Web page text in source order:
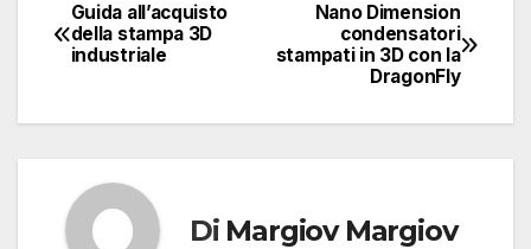
Navigazione
articoli
Nano Dimension
condensatori
stampati in 3D con la
DragonFly
Guida all’acquisto
della stampa 3D
industriale
Di Margiov Margiov